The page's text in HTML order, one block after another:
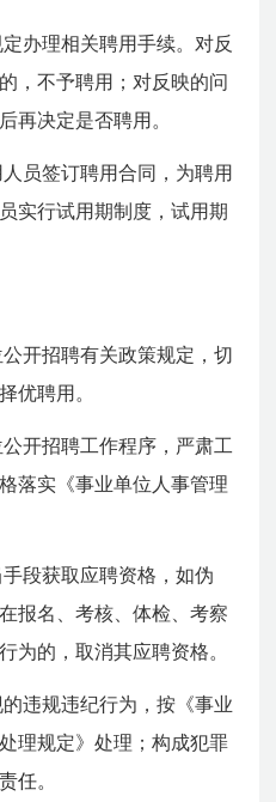
办理相关聘用手续。对反
，不予聘用；对反映的问
再决定是否聘用。
员签订聘用合同，为聘用
实行试用期制度，试用期
开招聘有关政策规定，切
优聘用。
开招聘工作程序，严肃工
落实《事业单位人事管理
手段获取应聘资格，如伪
报名、考核、体检、考察
为的，取消其应聘资格。
的违规违纪行为，按《事业
理规定》处理；构成犯罪
任。